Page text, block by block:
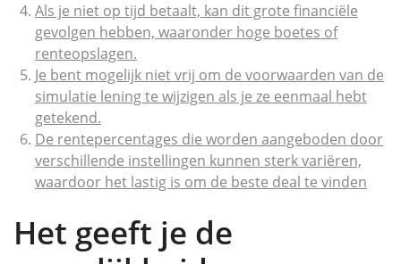
Als je niet op tijd betaalt, kan dit grote financiële
gevolgen hebben, waaronder hoge boetes of
renteopslagen.
Je bent mogelijk niet vrij om de voorwaarden van de
simulatie lening te wijzigen als je ze eenmaal hebt
getekend.
De rentepercentages die worden aangeboden door
verschillende instellingen kunnen sterk variëren,
waardoor het lastig is om de beste deal te vinden
Het geeft je de